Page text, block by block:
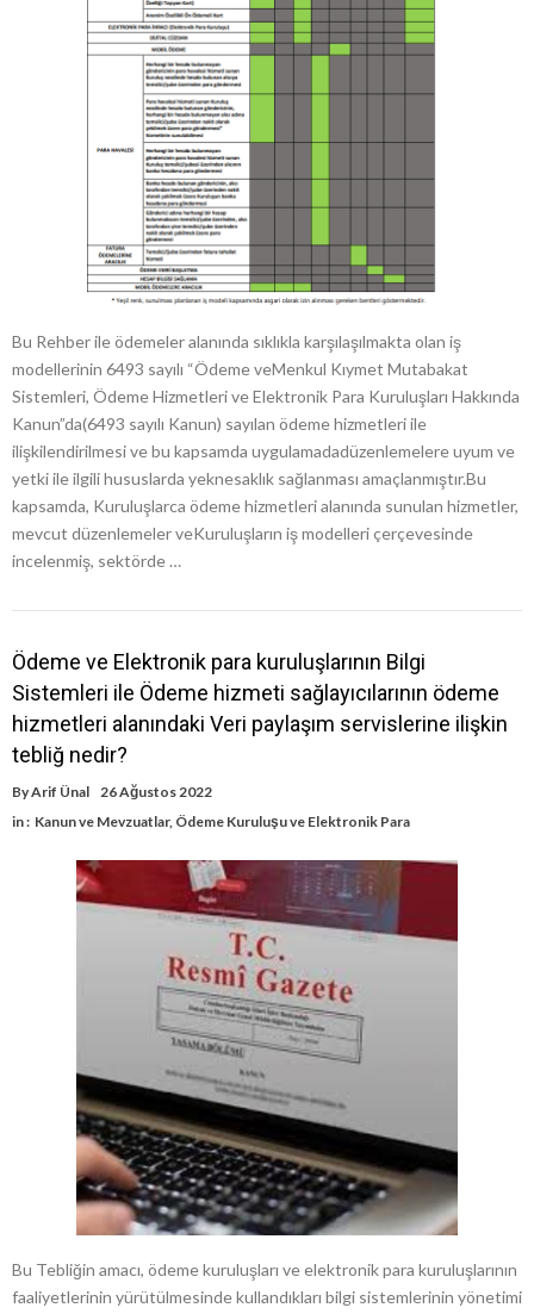
Bu Rehber ile ödemeler alanında sıklıkla karşılaşılmakta olan iş
modellerinin 6493 sayılı “Ödeme veMenkul Kıymet Mutabakat
Sistemleri, Ödeme Hizmetleri ve Elektronik Para Kuruluşları Hakkında
Kanun”da(6493 sayılı Kanun) sayılan ödeme hizmetleri ile
ilişkilendirilmesi ve bu kapsamda uygulamadadüzenlemelere uyum ve
yetki ile ilgili hususlarda yeknesaklık sağlanması amaçlanmıştır.Bu
kapsamda, Kuruluşlarca ödeme hizmetleri alanında sunulan hizmetler,
mevcut düzenlemeler veKuruluşların iş modelleri çerçevesinde
incelenmiş, sektörde …
Ödeme ve Elektronik para kuruluşlarının Bilgi
Sistemleri ile Ödeme hizmeti sağlayıcılarının ödeme
hizmetleri alanındaki Veri paylaşım servislerine ilişkin
tebliğ nedir?
ByArif Ünal 26 Ağustos 2022
in : Kanun ve Mevzuatlar, Ödeme Kuruluşu ve Elektronik Para
Bu Tebliğin amacı, ödeme kuruluşları ve elektronik para kuruluşlarının
faaliyetlerinin yürütülmesinde kullandıkları bilgi sistemlerinin yönetimi